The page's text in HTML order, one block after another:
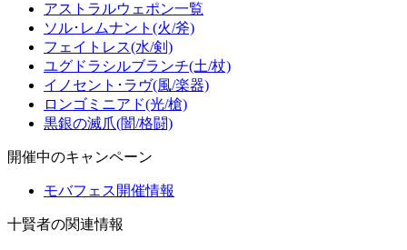
アストラルウェポン一覧
ソル･レムナント(火/斧)
フェイトレス(水/剣)
ユグドラシルブランチ(土/杖)
イノセント･ラヴ(風/楽器)
ロンゴミニアド(光/槍)
黒銀の滅爪(闇/格闘)
開催中のキャンペーン
モバフェス開催情報
十賢者の関連情報